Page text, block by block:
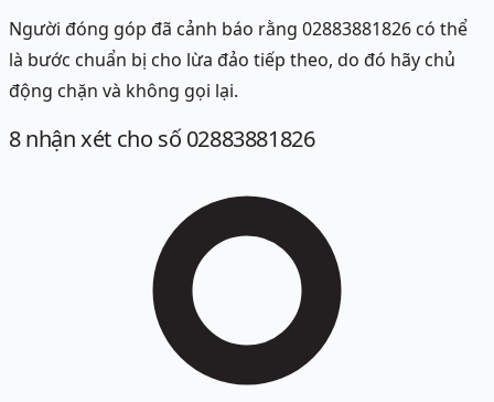
Người đóng góp đã cảnh báo rằng 02883881826 có thể
là bước chuẩn bị cho lừa đảo tiếp theo, do đó hãy chủ
động chặn và không gọi lại.
8nhận xét cho số 02883881826